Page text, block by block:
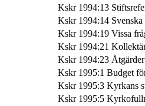
Kskr 1994:13
Kskr 1994:14 Svenska
Kskr 1994:19 Vissa
Kskr 1994:21
Kskr 1994:23
Kskr 1995:1 Budget
Kskr 1995:3 Kyrkans
Kskr 1995:5